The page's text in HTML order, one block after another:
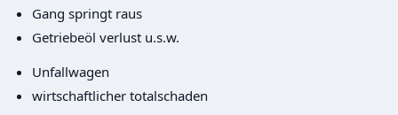
Gang springt raus
Getriebeöl verlust u.s.w.
Unfallwagen
wirtschaftlicher totalschaden